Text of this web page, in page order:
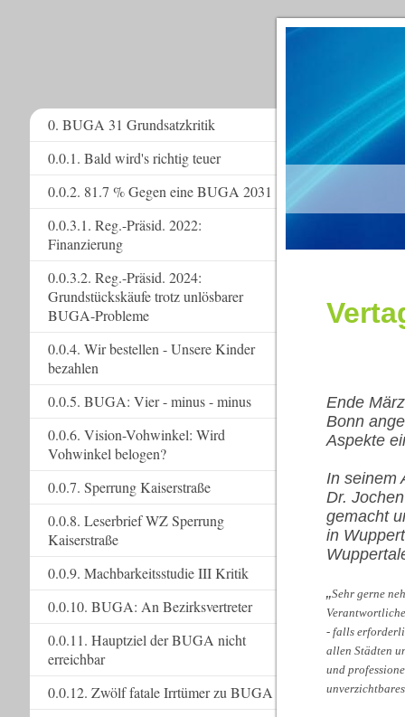
Ende
Bonn
Aspekte
In seinem
Dr.
gemacht
in
„Sehr gerne
- falls
allen Städten
und
0. BUGA 31 Grundsatzkritik
0.0.1. Bald wird's richtig teuer
0.0.2. 81.7 % Gegen eine BUGA 2031
0.0.3.1. Reg.-Präsid. 2022:
Finanzierung
0.0.3.2. Reg.-Präsid. 2024:
Grundstückskäufe trotz unlösbarer
BUGA-Probleme
0.0.4. Wir bestellen - Unsere Kinder
bezahlen
0.0.5. BUGA: Vier - minus - minus
0.0.6. Vision-Vohwinkel: Wird
Vohwinkel belogen?
0.0.7. Sperrung Kaiserstraße
0.0.8. Leserbrief WZ Sperrung
Kaiserstraße
0.0.9. Machbarkeitsstudie III Kritik
0.0.10. BUGA: An Bezirksvertreter
0.0.11. Hauptziel der BUGA nicht
erreichbar
0.0.12. Zwölf fatale Irrtümer zu BUGA